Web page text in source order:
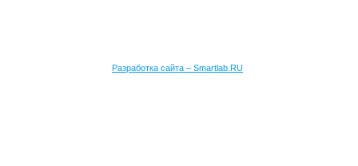
Разработка сайта – Smartlab.RU